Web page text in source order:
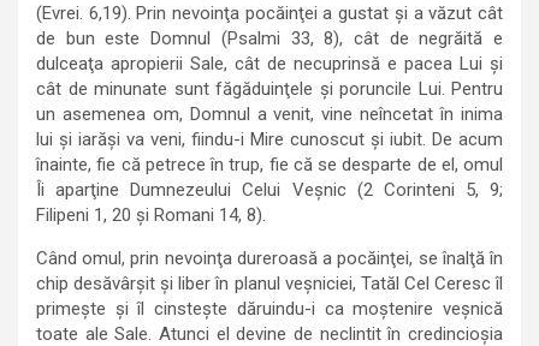
(Evrei. 6,19). Prin nevoinţa pocăinţei a gustat şi a văzut cât
de bun este Domnul (Psalmi 33, 8), cât de negrăită e
dulceaţa apropierii Sale, cât de necuprinsă e pacea Lui şi
cât de minunate sunt făgăduinţele şi poruncile Lui. Pentru
un asemenea om, Domnul a venit, vine neîncetat în inima
lui şi iarăşi va veni, fiindu-i Mire cunoscut şi iubit. De acum
înainte, fie că petrece în trup, fie că se desparte de el, omul
Îi aparţine Dumnezeului Celui Veşnic (2 Corinteni 5, 9;
Filipeni 1, 20 şi Romani 14, 8).
Când omul, prin nevoinţa dureroasă a pocăinţei, se înalţă în
chip desăvârşit şi liber în planul veşniciei, Tatăl Cel Ceresc îl
primeşte şi îl cinsteşte dăruindu-i ca moştenire veşnică
toate ale Sale. Atunci el devine de neclintit în credincioşia